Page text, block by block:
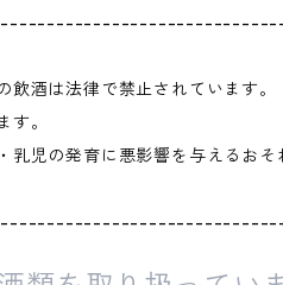
飲酒は法律で禁止されています。
す。
乳児の発育に悪影響を与えるお